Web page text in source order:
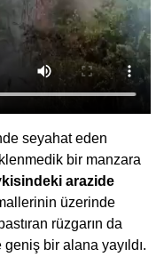
seyahat eden
bir manzara
arazide
üzerinde
rüzgarın da
bir alana yayıldı.